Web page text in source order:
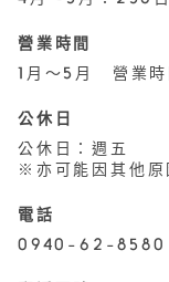
營業時間
1月～5月 營業
公休日
公休日：週五
※亦可能因其他原
電話
0940-62-8580